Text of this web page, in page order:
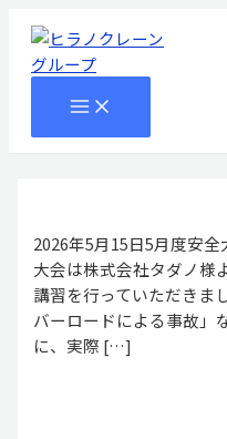
2026年5月15日5月度安
大会は株式会社タダノ様
講習を行っていただきま
バーロードによる事故」
に、実際 […]
稿
の
ジ